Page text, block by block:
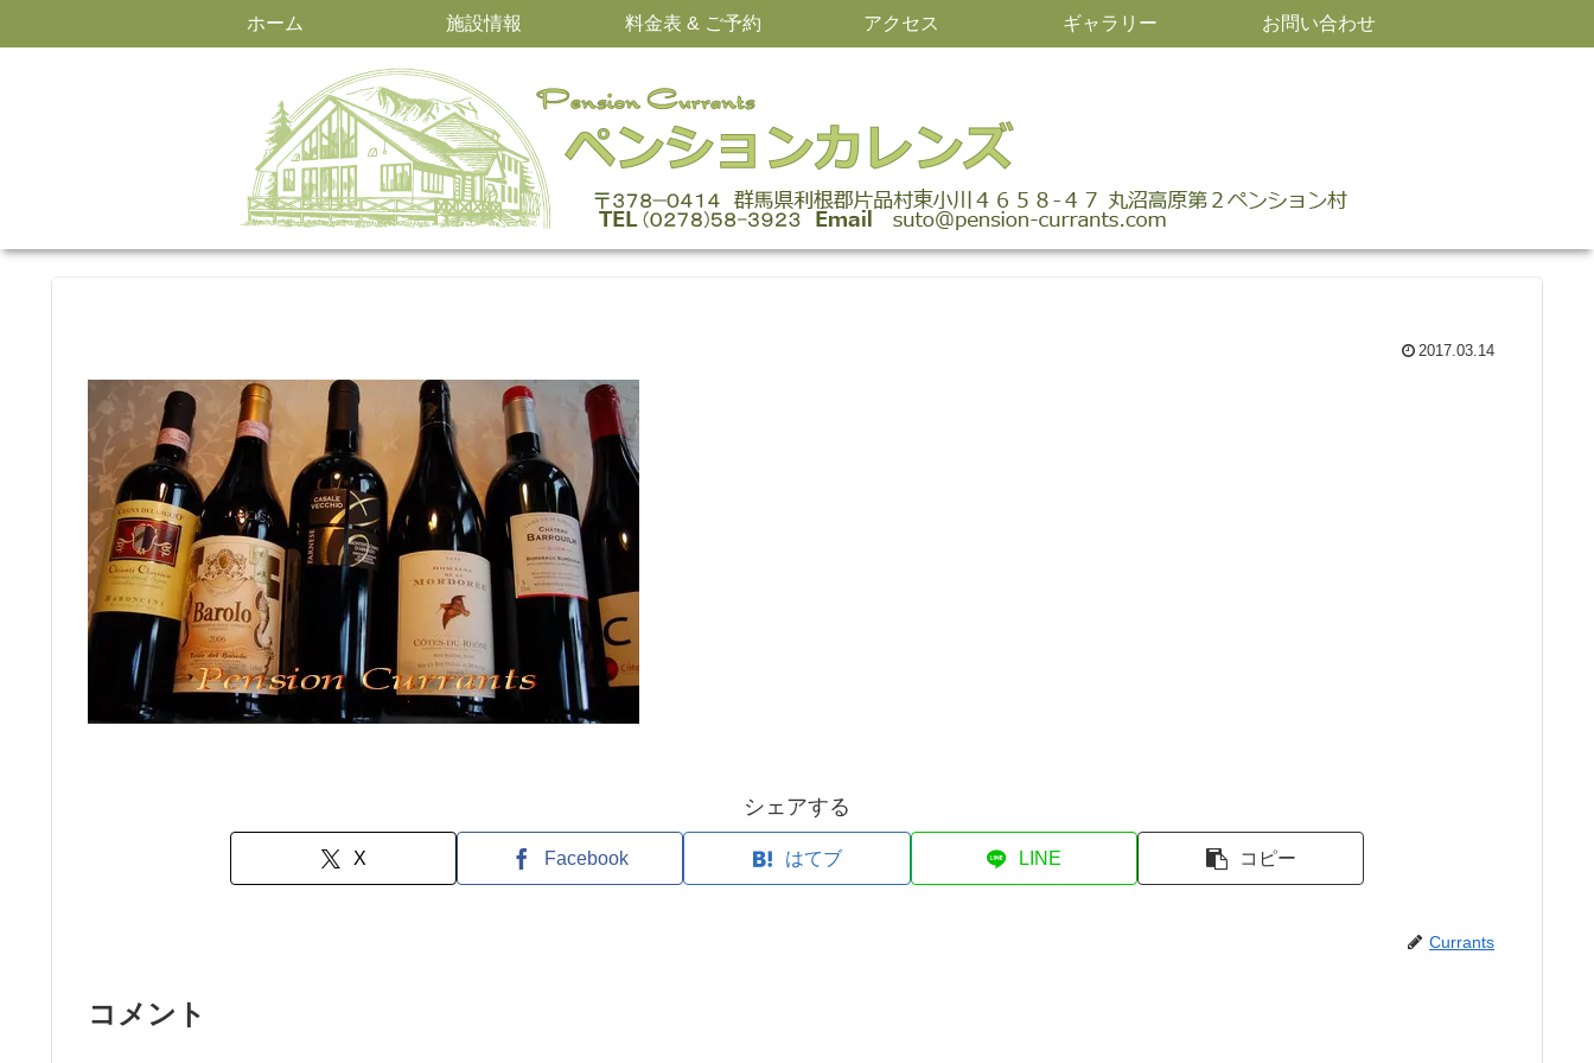
ホーム 施設情報 料金表 & ご予約 アクセス ギャラリー お問い合わせ
2017.03.14
シェアする
X Facebook はてブ LINE コピー
Currants
コメント